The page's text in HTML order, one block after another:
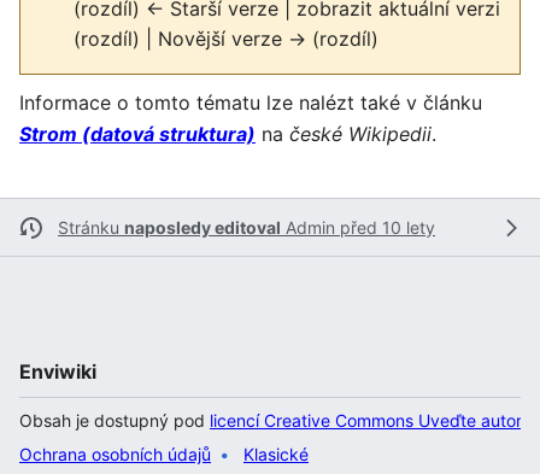
(rozdíl) ← Starší verze | zobrazit aktuální verzi
(rozdíl) | Novější verze → (rozdíl)
Informace o tomto tématu lze nalézt také v článku
Strom (datová struktura) na české Wikipedii.
Stránku naposledy editoval Admin před 10 lety
Enviwiki
Obsah je dostupný pod licencí Creative Commons Uveďte
Ochrana osobních údajů
Klasické